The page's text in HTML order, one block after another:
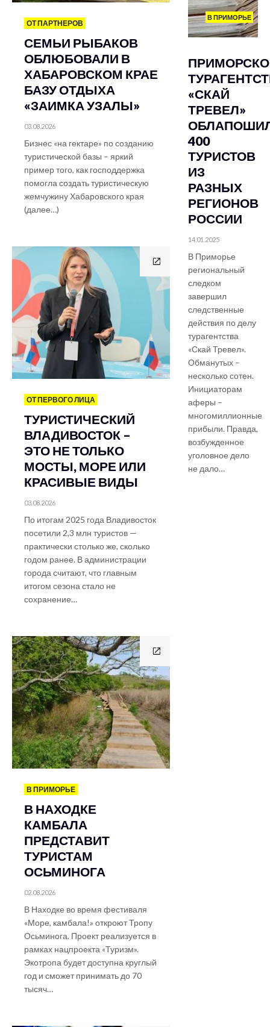
ОТ ПАРТНЕРОВ
СЕМЬИ РЫБАКОВ
ОБЛЮБОВАЛИ В
ХАБАРОВСКОМ КРАЕ
БАЗУ ОТДЫХА
«ЗАИМКА УЗАЛЫ»
03.08.2026
Бизнес «на гектаре» по созданию
туристической базы – яркий
пример того, как господдержка
помогла создать туристическую
жемчужину Хабаровского края
(далее…)
ОТ ПЕРВОГО ЛИЦА
ТУРИСТИЧЕСКИЙ
ВЛАДИВОСТОК –
ЭТО НЕ ТОЛЬКО
МОСТЫ, МОРЕ ИЛИ
КРАСИВЫЕ ВИДЫ
03.08.2026
По итогам 2025 года Владивосток
посетили 2,3 млн туристов —
практически столько же, сколько
годом ранее. В администрации
города считают, что главным
итогом сезона стало не
сохранение…
В ПРИМОРЬЕ
В НАХОДКЕ
КАМБАЛА
ПРЕДСТАВИТ
ТУРИСТАМ
ОСЬМИНОГА
02.08.2026
В Находке во время фестиваля
«Море, камбала!» откроют Тропу
Осьминога. Проект реализуется в
рамках нацпроекта «Туризм».
Экотропа будет доступна круглый
год и сможет принимать до 70
тысяч…
В ПРИМОРЬЕ
«СКАЙ
ТРЕВЕЛ»
400
ТУРИСТОВ
ИЗ
РАЗНЫХ
РЕГИОНОВ
РОССИИ
14.01.2025
В Приморье
региональный
следком
завершил
следственные
действия по делу
турагентства
«Скай Тревел».
Обманутых –
несколько сотен.
Инициаторам
аферы –
многомиллионные
прибыли. Правда,
возбужденное
уголовное дело
не дало…